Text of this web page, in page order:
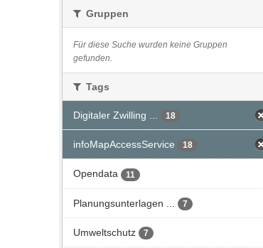
Gruppen
Für diese Suche wurden keine Gruppen
gefunden.
Tags
Digitaler Zwilling ... 18
infoMapAccessService 18
Opendata 11
Planungsunterlagen ... 7
Umweltschutz 7